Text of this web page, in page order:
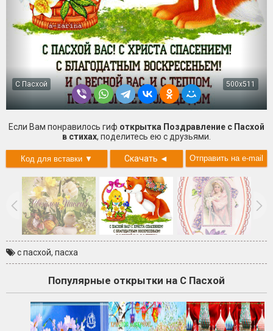
С Пасхой 500x511
Если Вам понравилось гиф открытка Поздравление с Пасхой
в стихах, поделитесь ею с друзьями.
Скачать ◄
с пасхой, пасха
Популярные открытки на С Пасхой